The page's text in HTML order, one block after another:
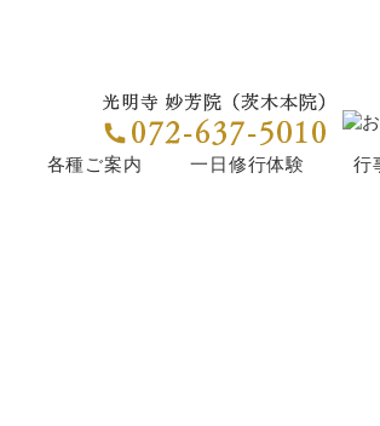
各種ご案内 一日修行体験 行